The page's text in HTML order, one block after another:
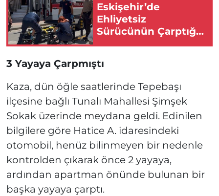
Eskişehir’de
Ehliyetsiz
Sürücünün Çarptığı
Yaya Yaralandı!
3 Yayaya Çarpmıştı
Kaza, dün öğle saatlerinde Tepebaşı
ilçesine bağlı Tunalı Mahallesi Şimşek
Sokak üzerinde meydana geldi. Edinilen
bilgilere göre Hatice A. idaresindeki
otomobil, henüz bilinmeyen bir nedenle
kontrolden çıkarak önce 2 yayaya,
ardından apartman önünde bulunan bir
başka yayaya çarptı.